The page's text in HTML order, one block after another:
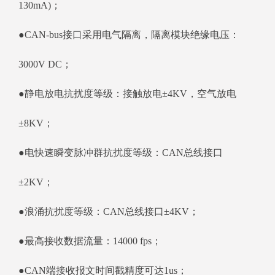
130mA)；
●CAN-bus接口采用电气隔离，隔离模块绝缘电压：
3000V DC；
●静电放电抗扰度等级：接触放电±4KV，空气放电
±8KV；
●电快速瞬变脉冲群抗扰度等级：CAN总线接口
±2KV；
●浪涌抗扰度等级：CAN总线接口±4KV；
●最高接收数据流量：14000 fps；
●CAN端接收报文时间戳精度可达1us；